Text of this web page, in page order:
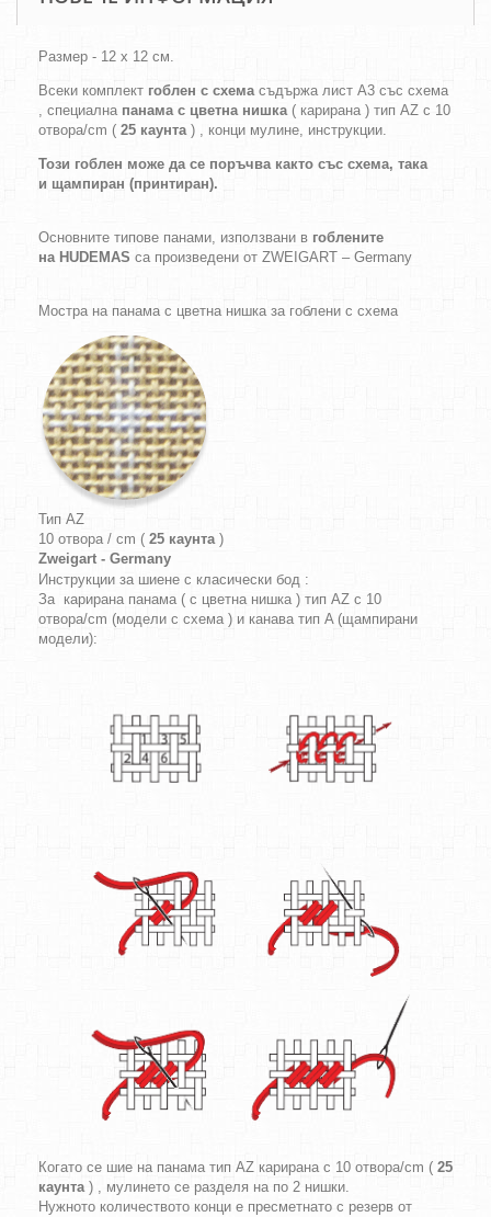
Размер - 12 х 12 см.
Всеки комплект гоблен с схемасъдържа лист А3 със схема
, специална панама с цветна нишка( карирана ) тип AZ с 10
отвора/cm ( 25 каунта) , конци мулине, инструкции.
Този гоблен може да се поръчва както със схема, така
и щампиран (принтиран).
Основните типове панами, използвани в гоблените
на HUDEMAS са произведени от ZWEIGART – Germany
Мостра на панама с цветна нишка за гоблени с схема
Тип AZ
10 отвора / cm ( 25 каунта)
Zweigart - Germany
Инструкции за шиене с класически бод :
За карирана панама ( с цветна нишка ) тип AZ с 10
отвора/cm (модели с схема ) и канава тип A (щампирани
модели):
Когато се шие на панама тип AZ карирана с 10 отвора/cm ( 25
каунта) , мулинето се разделя на по 2 нишки.
Нужното количеството конци е пресметнато с резерв от